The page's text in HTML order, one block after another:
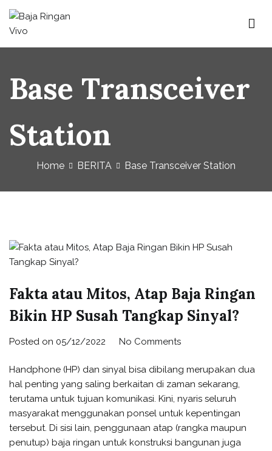
Baja Ringan Vivo
Website Baja Ringan Vivo
Base Transceiver
Station
Home BERITA Base Transceiver Station
Fakta atau Mitos, Atap Baja Ringan
Bikin HP Susah Tangkap Sinyal?
Posted on 05/12/2022 No Comments
Handphone (HP) dan sinyal bisa dibilang merupakan dua
hal penting yang saling berkaitan di zaman sekarang,
terutama untuk tujuan komunikasi. Kini, nyaris seluruh
masyarakat menggunakan ponsel untuk kepentingan
tersebut. Di sisi lain, penggunaan atap (rangka maupun
penutup) baja ringan untuk konstruksi bangunan juga